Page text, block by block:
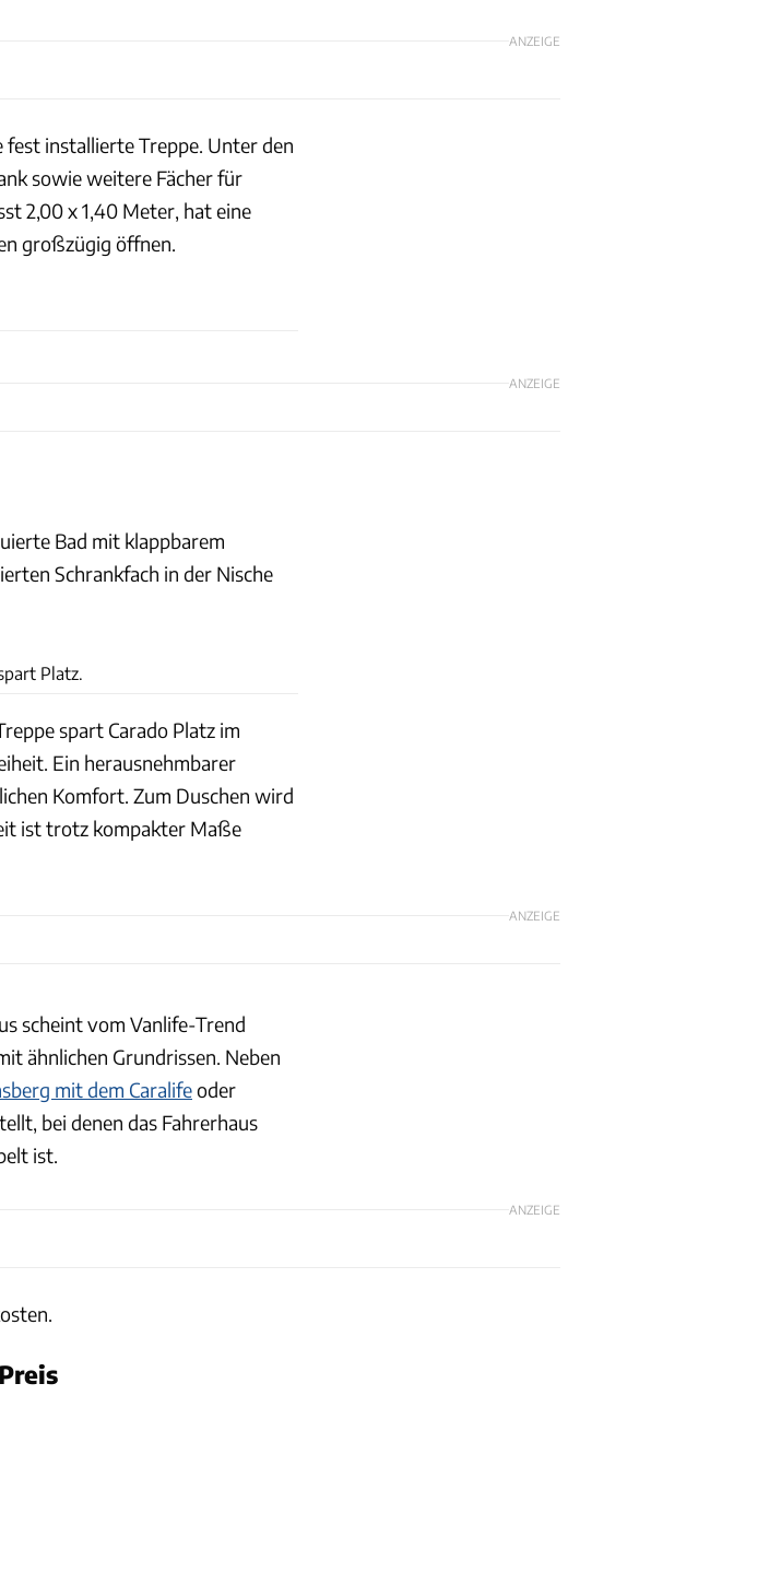
ANZEIGE
fest installierte Treppe. Unter den
sowie weitere Fächer für
2,00 x 1,40 Meter, hat eine
großzügig öffnen.
ANZEIGE
Bad mit klappbarem
Schrankfach in der Nische
Platz.
spart Carado Platz im
Ein herausnehmbarer
Komfort. Zum Duschen wird
ist trotz kompakter Maße
ANZEIGE
scheint vom Vanlife-Trend
ähnlichen Grundrissen. Neben
mit dem Caralifeoder
bei denen das Fahrerhaus
ist.
ANZEIGE